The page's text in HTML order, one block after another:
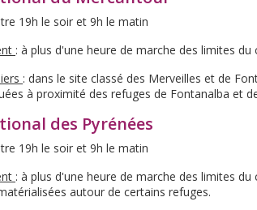
19h le soir et 9h le matin
: à plus d'une heure de marche des limites
: dans le site classé des Merveilles et de
à proximité des refuges de Fontanalba et
des Pyrénées
19h le soir et 9h le matin
: à plus d'une heure de marche des limites
autour de certains refuges.